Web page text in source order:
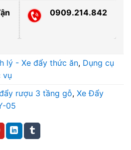
0909.214.842
lý - Xe đẩy thức ăn, Dụng cụ
vụ
rượu 3 tầng gỗ, Xe Đẩy
05